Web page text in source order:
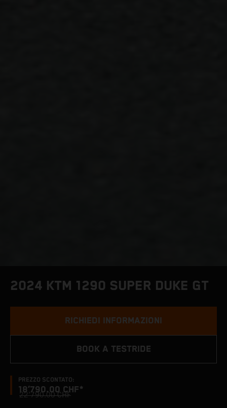
2024 KTM 1290 SUPER DUKE GT
PREZZO SCONTATO:
18’790.00 CHF*
22’790.00 CHF
RICHIEDI INFORMAZIONI
BOOK A TESTRIDE